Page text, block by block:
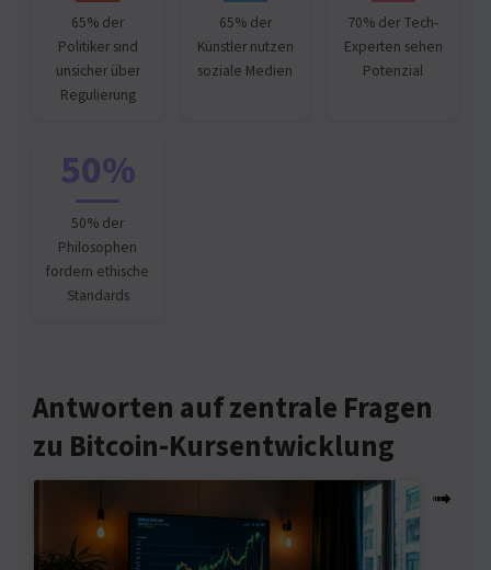
65% der
Politiker sind
unsicher über
Regulierung
65% der
Künstler nutzen
soziale Medien
70% der Tech-
Experten sehen
Potenzial
50%
50% der
Philosophen
fordern ethische
Standards
Antworten auf zentrale Fragen
zu Bitcoin-Kursentwicklung
➟